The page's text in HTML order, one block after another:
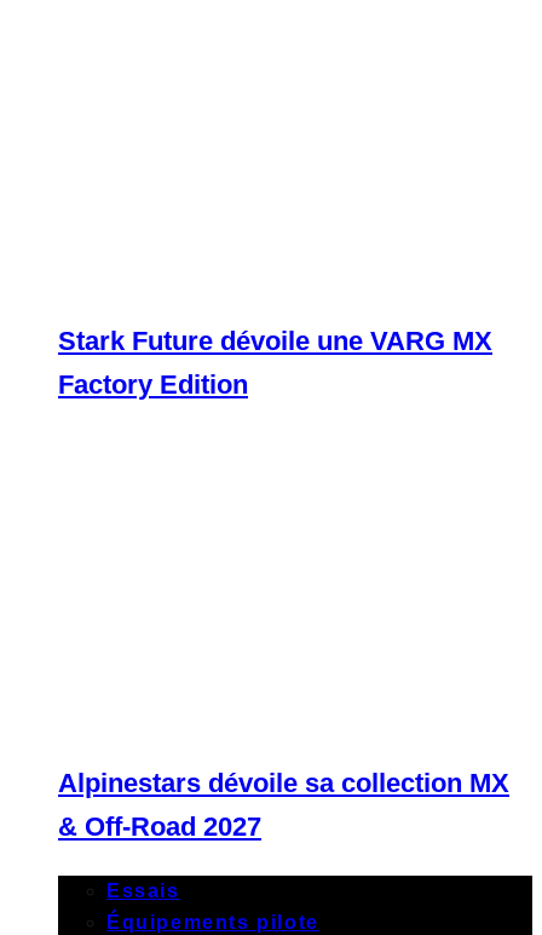
Stark Future dévoile une VARG MX
Factory Edition
Alpinestars dévoile sa collection MX
& Off-Road 2027
Essais
Équipements pilote